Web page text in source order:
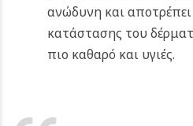
ανώδυνη και
κατάστασης του
πιο καθαρό και υγιές.